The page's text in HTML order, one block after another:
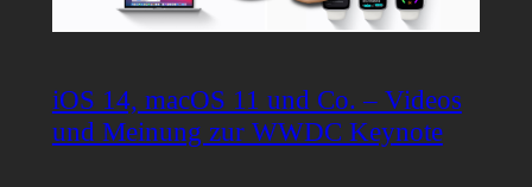
iOS 14, macOS 11 und Co. – Videos
und Meinung zur WWDC Keynote